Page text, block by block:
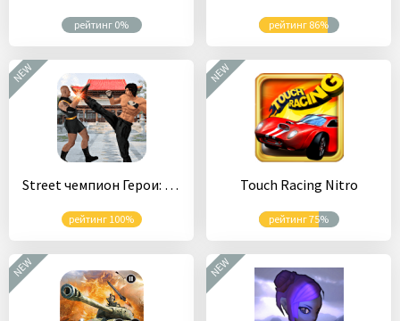
рейтинг 0% рейтинг 86%
Street чемпион Герои: кунг Фу Игры
рейтинг 100%
NEW
Touch Racing Nitro
рейтинг 75%
NEW
NEW NEW